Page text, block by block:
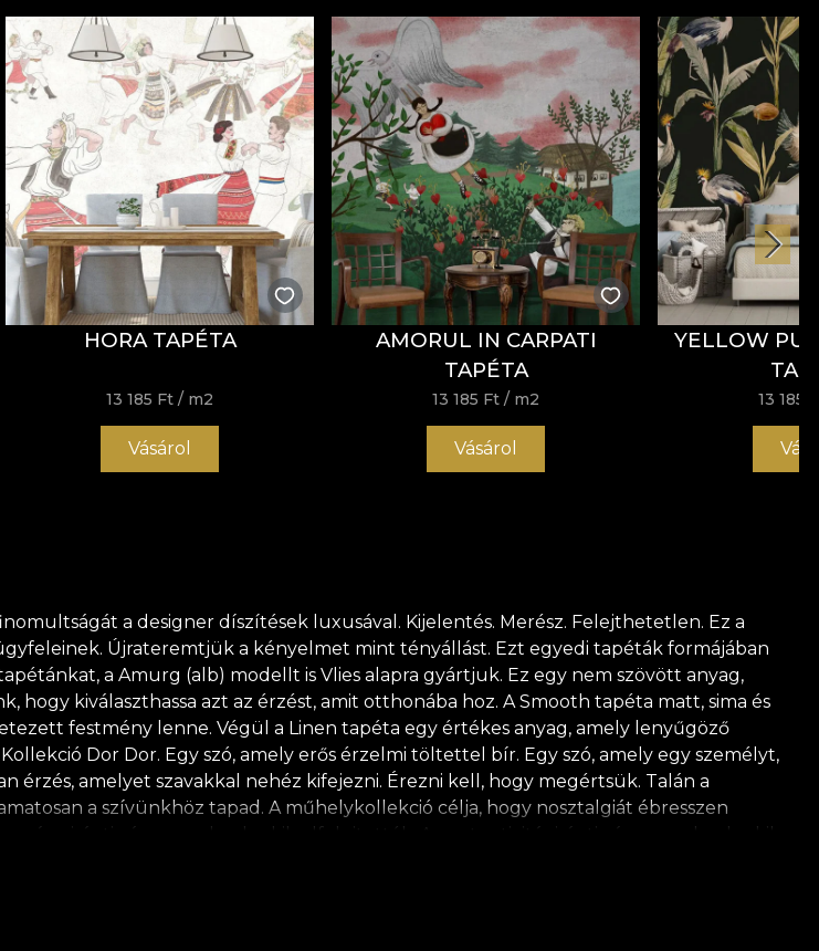
HORA TAPÉTA
13 185 Ft / m2
Vásárol
AMORUL IN CARPATI
TAPÉTA
13 185 Ft / m2
Vásárol
YELLOW
13 185
a designer díszítések luxusával. Kijelentés. Merész. Felejthetetlen. Ez a
Újrateremtjük a kényelmet mint tényállást. Ezt egyedi tapéták formájában
a Amurg (alb) modellt is Vlies alapra gyártjuk. Ez egy nem szövött anyag,
kiválaszthassa azt az érzést, amit otthonába hoz. A Smooth tapéta matt, sima és
festmény lenne. Végül a Linen tapéta egy értékes anyag, amely lenyűgöző
Dor Dor. Egy szó, amely erős érzelmi töltettel bír. Egy szó, amely egy személyt,
amelyet szavakkal nehéz kifejezni. Érezni kell, hogy megértsük. Talán a
a szívünkhöz tapad. A műhelykollekció célja, hogy nosztalgiát ébresszen
jelent – azoknak, akik emlékezni akarnak. Minden egyes tapéta tervezése a múlt, jelen
amikor a képekben megörökített történetekre nézel? Egy kemény tél illata, a